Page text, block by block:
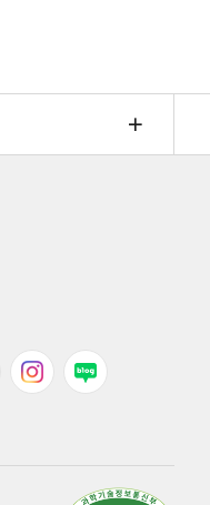
인스타그램
블로그